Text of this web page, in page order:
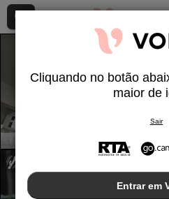
SandraSwweet
Cliquando no botão
maior de
Sair
Entrar em